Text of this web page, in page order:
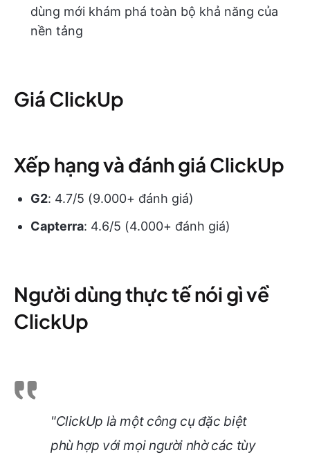
dùng mới khám phá toàn bộ khả năng của
nền tảng
Giá ClickUp
Xếp hạng và đánh giá ClickUp
G2: 4.7/5 (9.000+ đánh giá)
Capterra: 4.6/5 (4.000+ đánh giá)
Người dùng thực tế nói gì về
ClickUp
"ClickUp là một công cụ đặc biệt
phù hợp với mọi người nhờ các tùy